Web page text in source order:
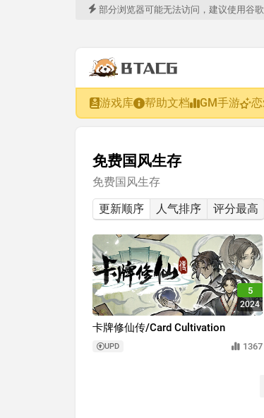
部分浏览器可能无法访问，建议使用谷
游戏库 帮助文档 GM手游
免费国风生存
免费国风生存
更新顺序
人气排序 评分最高
5
2024
卡牌修仙传/Card Cultivation
UPD 1367